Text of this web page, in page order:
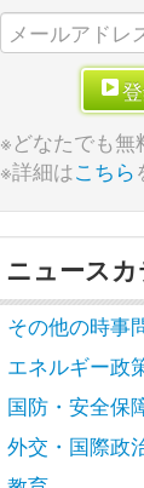
※どなたでも無
※詳細はこちら
ニュース
その他の時事
エネルギー政
国防・安全保
外交・国際政